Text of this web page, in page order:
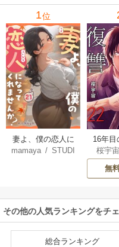
1位
妻よ、僕の恋人に
なってくれません
mamaya/STUDI
16年目
らを地
桜宇宙
無
その他の人気ランキングをチ
総合ランキング